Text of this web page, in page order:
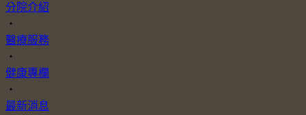
分院介紹
・
醫療服務
・
健康專欄
・
最新消息